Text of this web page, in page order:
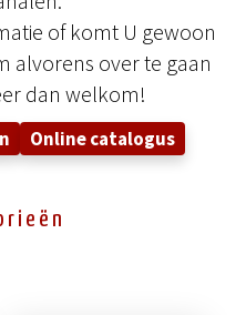
of komt U gewoon
alvorens over te gaan
dan welkom!
Online catalogus